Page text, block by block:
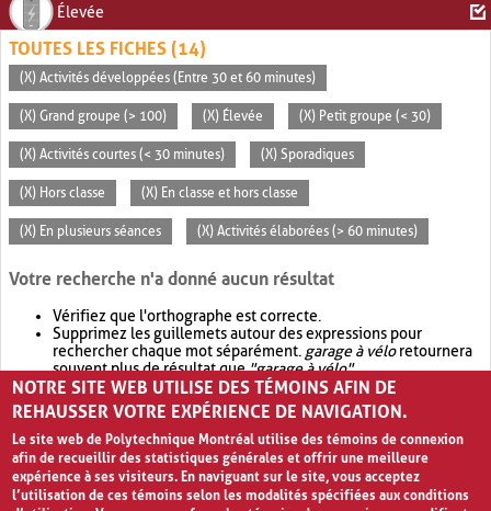
Élevée
TOUTES LES FICHES (14)
(X) Activités développées (Entre 30 et 60 minutes)
(X) Grand groupe (> 100) (X) Élevée (X) Petit groupe (< 30)
(X) Activités courtes (< 30 minutes) (X) Sporadiques
(X) Hors classe (X) En classe et hors classe
(X) En plusieurs séances (X) Activités élaborées (> 60 minutes)
Votre recherche n'a donné aucun résultat
Vérifiez que l'orthographe est correcte.
Supprimez les guillemets autour des expressions pour
rechercher chaque mot séparément. garage à véloretournera
souvent plus de résultat que"garage à vélo".
Envisagez d'élargir votre recherche avec OR.garage OR vélo
retournera souvent plus de résultat quegarage à vélo
NOTRE SITE WEB UTILISE DES TÉMOINS AFIN DE
REHAUSSER VOTRE EXPÉRIENCE DE NAVIGATION.
Le site web de Polytechnique Montréal utilise des témoins de connexion
afin de recueillir des statistiques générales et offrir une meilleure
expérience à ses visiteurs. En naviguant sur le site, vous acceptez
l’utilisation de ces témoins selon les modalités spécifiées aux conditions